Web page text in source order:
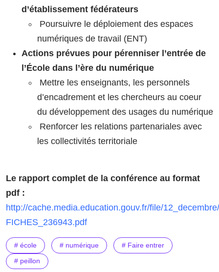
d’établissement fédérateurs
Poursuivre le déploiement des espaces
numériques de travail (ENT)
Actions prévues pour pérenniser l’entrée de
l’École dans l’ère du numérique
Mettre les enseignants, les personnels
d’encadrement et les chercheurs au coeur
du développement des usages du numérique
Renforcer les relations partenariales avec
les collectivités territoriale
Le rapport complet de la conférence au format
pdf :
http://cache.media.education.gouv.fr/file/
FICHES_236943.pdf
# école # numérique # Faire entrer
# peillon